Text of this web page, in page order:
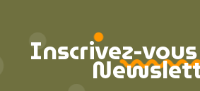
Inscrivez-